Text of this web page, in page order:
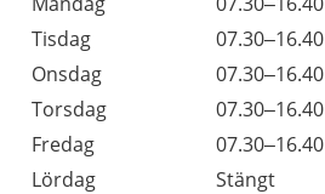
Tisdag
07.30–16.40
Onsdag
07.30–16.40
Torsdag
07.30–16.40
Fredag
07.30–16.40
Lördag
Stängt